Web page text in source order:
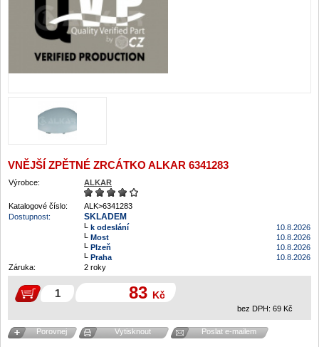
VNĚJŠÍ ZPĚTNÉ ZRCÁTKO ALKAR 6341283
Výrobce: ALKAR
Katalogové číslo:
ALK>6341283
Dostupnost:
SKLADEM
k odeslání
10.8.2026
Most
10.8.2026
Plzeň
10.8.2026
Praha
10.8.2026
Záruka:
2 roky
83 Kč
bez DPH: 69 Kč
Porovnej Vytisknout Poslat e-mailem